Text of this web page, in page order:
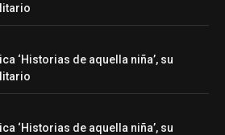
‘Historias de aquella niña’, su
‘Historias de aquella niña’, su